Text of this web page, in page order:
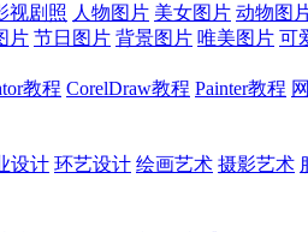
视剧照 人物图片 美女图片 动物图
片 节日图片 背景图片 唯美图片 可
教程 CorelDraw教程 Painter教程
设计 环艺设计 绘画艺术 摄影艺术